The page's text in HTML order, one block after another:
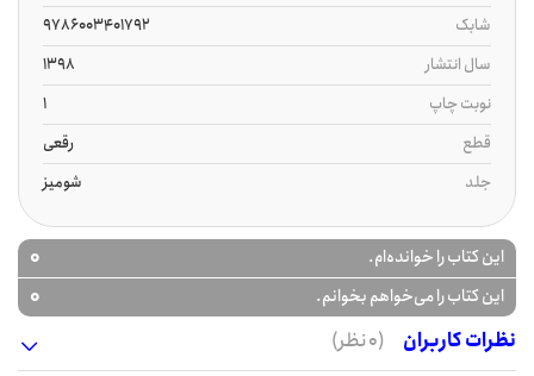
شابک
9786003401792
سال انتشار
1398
نوبت چاپ
1
قطع
رقعی
جلد
شومیز
این کتاب را خوانده‌ام. 0
این کتاب را می‌خواهم بخوانم.
0
نظرات کاربران
(0 نظر)